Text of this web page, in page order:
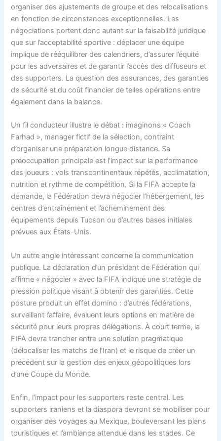
organiser des ajustements de groupe et des relocalisations
en fonction de circonstances exceptionnelles. Les
négociations portent donc autant sur la faisabilité juridique
que sur l’acceptabilité sportive : déplacer une équipe
implique de rééquilibrer des calendriers, d’assurer l’équité
pour les adversaires et de garantir l’accès des diffuseurs et
des supporters. La question des assurances, des garanties
de sécurité et du coût financier de telles opérations entre
également dans la balance.
Un fil conducteur illustre le débat : imaginons « Coach
Farhad », manager fictif de la sélection, contraint
d’organiser une préparation longue distance. Sa
préoccupation principale est l’impact sur la performance
des joueurs : vols transcontinentaux répétés, acclimatation,
nutrition et rythme de compétition. Si la FIFA accepte la
demande, la Fédération devra négocier l’hébergement, les
centres d’entraînement et l’acheminement des
équipements depuis Tucson ou d’autres bases initiales
prévues aux États-Unis.
Un autre angle intéressant concerne la communication
publique. La déclaration d’un président de Fédération qui
affirme « négocier » avec la FIFA indique une stratégie de
pression politique visant à obtenir des garanties. Cette
posture produit un effet domino : d’autres fédérations,
surveillant l’affaire, évaluent leurs options en matière de
sécurité pour leurs propres délégations. À court terme, la
FIFA devra trancher entre une solution pragmatique
(délocaliser les matchs de l’Iran) et le risque de créer un
précédent sur la gestion des enjeux géopolitiques lors
d’une Coupe du Monde.
Enfin, l’impact pour les supporters reste central. Les
supporters iraniens et la diaspora devront se mobiliser pour
organiser des voyages au Mexique, bouleversant les plans
touristiques et l’ambiance attendue dans les stades. Ce